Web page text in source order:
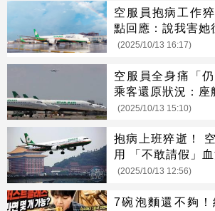
空服員抱病工作
點回應：說我害她
(2025/10/13 16:17)
空服員全身痛「
乘客還原狀況：座
(2025/10/13 15:10)
抱病上班猝逝！
用 「不敢請假」
(2025/10/13 12:56)
7碗泡麵還不夠